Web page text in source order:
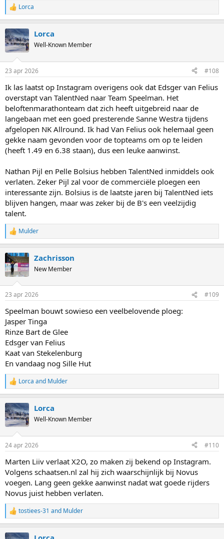
R
e
c
t
i
s
Lorca
Lorca
Well-Known Member
23 apr 2026 #108
Ik las laatst op Instagram overigens ook dat Edsger van Felius
overstapt van TalentNed naar Team Speelman. Het
beloftenmarathonteam dat zich heeft uitgebreid naar de
langebaan met een goed presterende Sanne Westra tijdens
afgelopen NK Allround. Ik had Van Felius ook helemaal geen
gekke naam gevonden voor de topteams om op te leiden
(heeft 1.49 en 6.38 staan), dus een leuke aanwinst.
Nathan Pijl en Pelle Bolsius hebben TalentNed inmiddels ook
verlaten. Zeker Pijl zal voor de commerciële ploegen een
interessante zijn. Bolsius is de laatste jaren bij TalentNed iets
blijven hangen, maar was zeker bij de B's een veelzijdig
talent.
R
e
c
t
i
s
Mulder
Zachrisson
New Member
23 apr 2026 #109
Speelman bouwt sowieso een veelbelovende ploeg:
Jasper Tinga
Rinze Bart de Glee
Edsger van Felius
Kaat van Stekelenburg
En vandaag nog Sille Hut
R
e
c
t
i
s
Lorca and Mulder
Lorca
Well-Known Member
24 apr 2026 #110
Marten Liiv verlaat X2O, zo maken zij bekend op Instagram.
Volgens schaatsen.nl zal hij zich waarschijnlijk bij Novus
voegen. Lang geen gekke aanwinst nadat wat goede rijders
Novus juist hebben verlaten.
R
e
tostiees-31 and Mulder